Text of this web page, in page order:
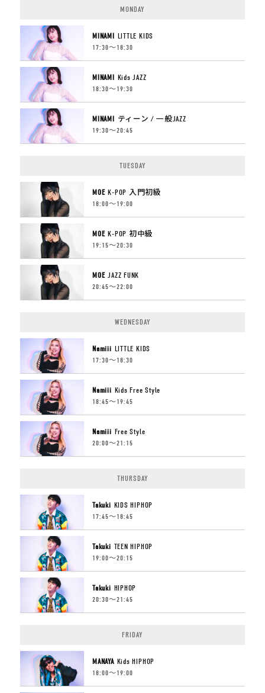
MONDAY
MINAMI LITTLE KIDS
17:30〜18:30
MINAMI Kids JAZZ
18:30〜19:30
MINAMI ティーン / 一般JAZZ
19:30〜20:45
TUESDAY
MOE K-POP 入門初級
18:00〜19:00
MOE K-POP 初中級
19:15〜20:30
MOE JAZZ FUNK
20:45〜22:00
WEDNESDAY
Namiii LITTLE KIDS
17:30〜18:30
Namiii Kids Free Style
18:45〜19:45
Namiii Free Style
20:00〜21:15
THURSDAY
Takuki KIDS HIPHOP
17:45〜18:45
Takuki TEEN HIPHOP
19:00〜20:15
Takuki HIPHOP
20:30〜21:45
FRIDAY
MANAYA Kids HIPHOP
18:00〜19:00